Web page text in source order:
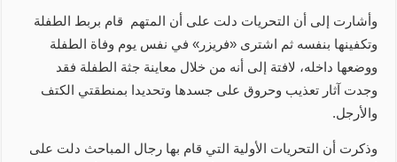
وأشارت إلى أن التحريات دلت على أن المتهم قام بربط الطفلة
وتكفينها بنفسه ثم اشترى «فريزر» في نفس يوم وفاة الطفلة
ووضعها داخله، لافتة إلى أنه من خلال معاينة جثة الطفلة فقد
وجدت آثار تعذيب وحروق على جسدها وتحديدا بمنطقتي الكتف
والأرجل.
وذكرت أن التحريات الأولية التي قام بها رجال المباحث دلت على